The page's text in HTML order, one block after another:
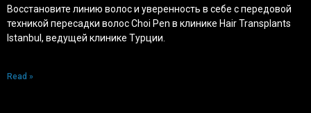
Восстановите линию волос и уверенность в себе с передовой
техникой пересадки волос Choi Pen в клинике Hair Transplants
Istanbul, ведущей клинике Турции.
Read »